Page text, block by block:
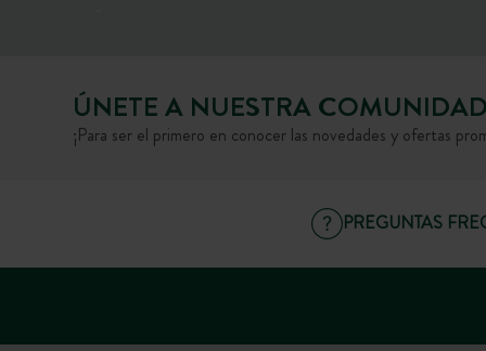
ÚNETE A NUESTRA
¡Para ser el primero en conocer las novedades y ofertas
PREGUNTAS